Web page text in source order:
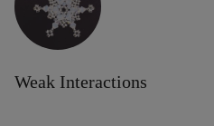
Weak Interactions